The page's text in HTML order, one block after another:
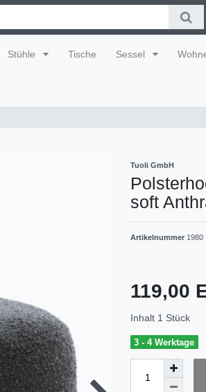
Stühle Tische Sessel
Tuoli GmbH
soft
Artikelnummer 1980
119,00
Inhalt 1 Stück
3 - 4 Werktage